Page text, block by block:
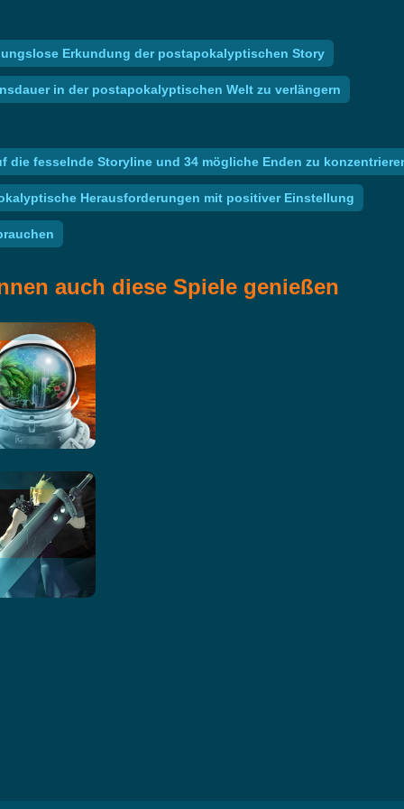
Erkundung der postapokalyptischen Story
in der postapokalyptischen Welt zu verlängern
fesselnde Storyline und 34 mögliche Enden zu
Herausforderungen mit positiver Einstellung
auch diese Spiele genießen